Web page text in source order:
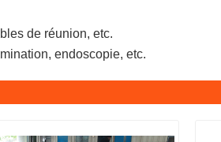
de réunion, etc.
endoscopie, etc.